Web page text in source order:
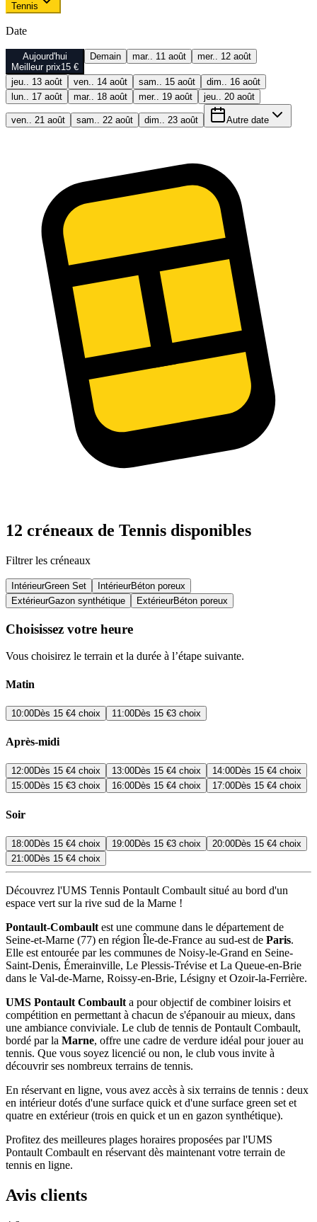
Tennis
Date
Aujourd'hui
Meilleur prix15 €
Demain mar.. 11 août mer.. 12 août
jeu.. 13 août ven.. 14 août sam.. 15 août
dim.. 16 août
lun.. 17 août
mar.. 18 août mer.. 19 août jeu.. 20 août
ven.. 21 août sam.. 22 août dim.. 23 août Autre date
12 créneaux de Tennis disponibles
Filtrer les créneaux
IntérieurGreen Set IntérieurBéton poreux
ExtérieurGazon synthétique ExtérieurBéton poreux
Choisissez votre heure
Vous choisirez le terrain et la durée à l’étape suivante.
Matin
10:00Dès 15 €4 choix 11:00Dès 15 €3 choix
Après-midi
12:00Dès 15 €4 choix 13:00Dès 15 €4 choix 14:00Dès 15 €4 choix
15:00Dès 15 €3 choix 16:00Dès 15 €4 choix 17:00Dès 15 €4 choix
Soir
18:00Dès 15 €4 choix 19:00Dès 15 €3 choix 20:00Dès 15 €4 choix
21:00Dès 15 €4 choix
Découvrez l'UMS Tennis Pontault Combault situé au bord d'un
espace vert sur la rive sud de la Marne !
Pontault-Combault est une commune dans le département de
Seine-et-Marne (77) en région Île-de-France au sud-est de Paris.
Elle est entourée par les communes de Noisy-le-Grand en Seine-
Saint-Denis, Émerainville, Le Plessis-Trévise et La Queue-en-Brie
dans le Val-de-Marne, Roissy-en-Brie, Lésigny et Ozoir-la-Ferrière.
UMS Pontault Combault a pour objectif de combiner loisirs et
compétition en permettant à chacun de s'épanouir au mieux, dans
une ambiance conviviale. Le club de tennis de Pontault Combault,
bordé par la Marne, offre une cadre de verdure idéal pour jouer au
tennis. Que vous soyez licencié ou non, le club vous invite à
découvrir ses nombreux terrains de tennis.
En réservant en ligne, vous avez accès à six terrains de tennis : deux
en intérieur dotés d'une surface quick et d'une surface green set et
quatre en extérieur (trois en quick et un en gazon synthétique).
Profitez des meilleures plages horaires proposées par l'UMS
Pontault Combault en réservant dès maintenant votre terrain de
tennis en ligne.
Avis clients